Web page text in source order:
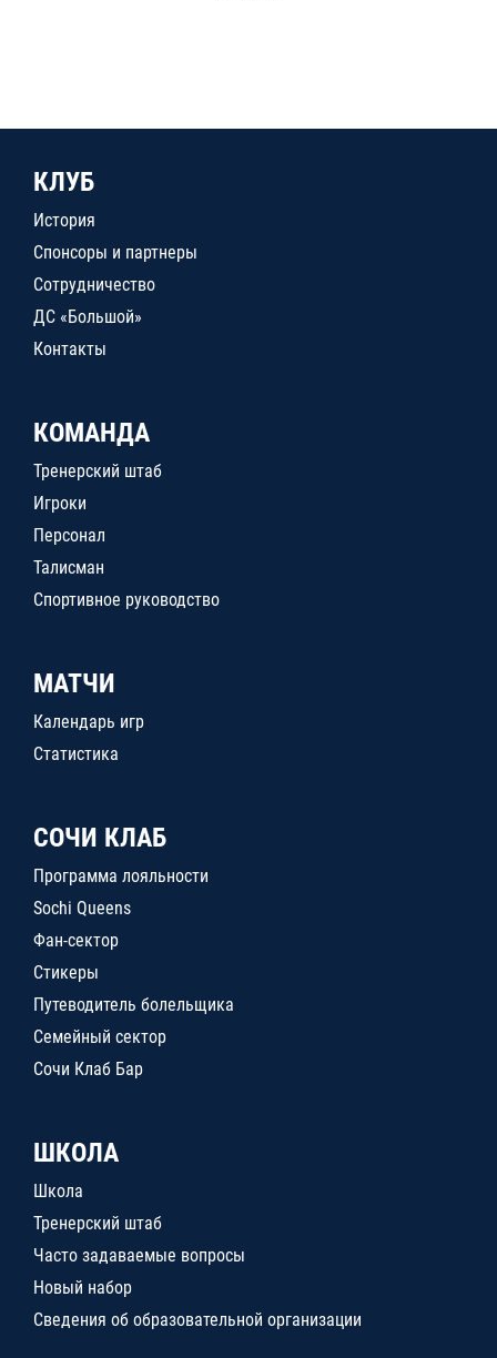
КЛУБ
История
Спонсоры и партнеры
Сотрудничество
ДС «Большой»
Контакты
КОМАНДА
Тренерский штаб
Игроки
Персонал
Талисман
Спортивное руководство
МАТЧИ
Календарь игр
Статистика
СОЧИ КЛАБ
Программа лояльности
Sochi Queens
Фан-сектор
Стикеры
Путеводитель болельщика
Семейный сектор
Сочи Клаб Бар
ШКОЛА
Школа
Тренерский штаб
Часто задаваемые вопросы
Новый набор
Сведения об образовательной организации